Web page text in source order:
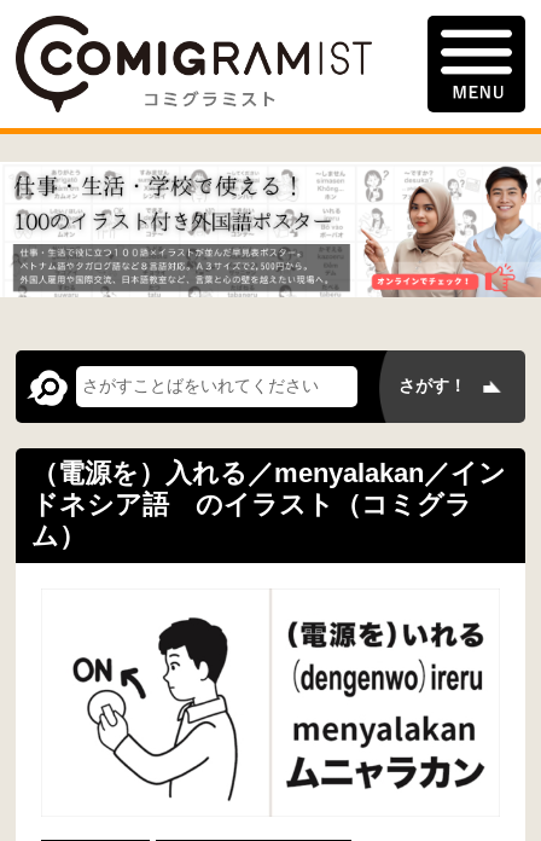
（電源を）入れる／menyalakan／イン
ドネシア語 のイラスト（コミグラ
ム）